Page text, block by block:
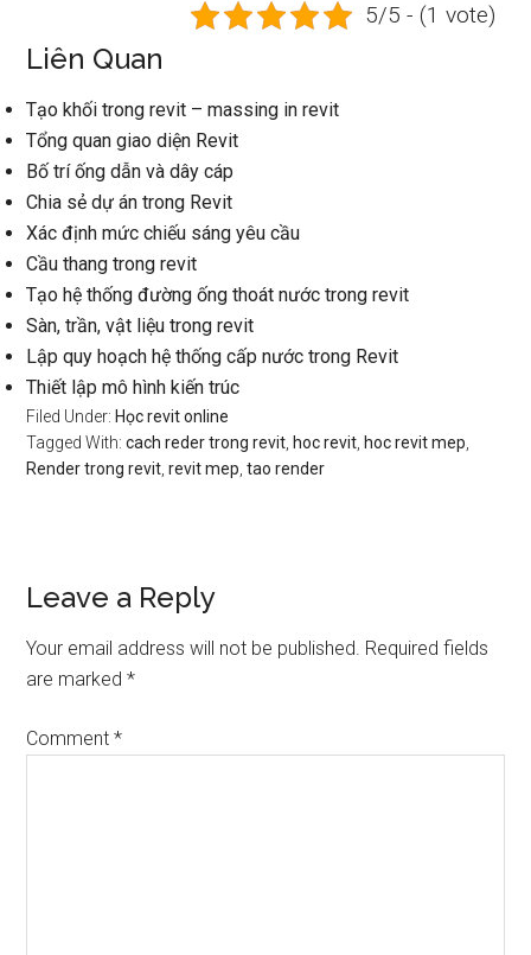
5/5 - (1 vote)
Liên Quan
Tạo khối trong revit – massing in revit
Tổng quan giao diện Revit
Bố trí ống dẫn và dây cáp
Chia sẻ dự án trong Revit
Xác định mức chiếu sáng yêu cầu
Cầu thang trong revit
Tạo hệ thống đường ống thoát nước trong revit
Sàn, trần, vật liệu trong revit
Lập quy hoạch hệ thống cấp nước trong Revit
Thiết lập mô hình kiến trúc
Filed Under: Học revit online
Tagged With:cach reder trong revit hoc revit hoc revit mep
Render trong revit ,revit mep ,tao render
Reader
Interactions
Leave a Reply
Your email address will not be published. Required fields
are marked*
Comment*